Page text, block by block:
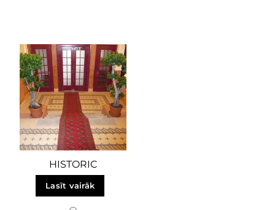
HISTORIC
Lasīt vairāk